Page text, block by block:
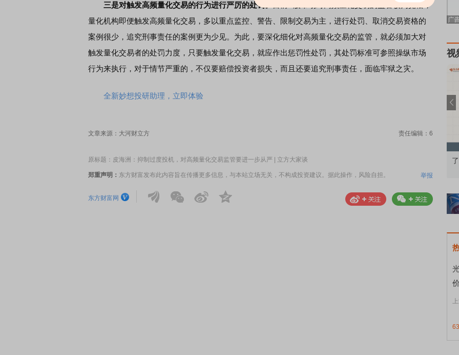
三是对触发高频量化交易的行为进行严厉的处罚。
目前A股市场对高频量化交易的监管较为宽松，
量化机构即便触发高频量化交易，多以重点监控、警告、限制交易为主，进行处罚、取消交易资格的
案例很少，追究刑事责任的案例更为少见。为此，要深化细化对高频量化交易的监管，就必须加大对
触发量化交易者的处罚力度，只要触发量化交易，就应作出惩罚性处罚，其处罚标准可参照操纵市场
行为来执行，对于情节严重的，不仅要赔偿投资者损失，而且还要追究刑事责任，面临牢狱之灾。
全新妙想投研助理，立即体验
文章来源：大河财立方 责任编辑：6
原标题：皮海洲：抑制过度投机，对高频量化交易监管要进一步从严 | 立方大家谈
郑重声明： 东方财富发布此内容旨在传播更多信息，与本站立场无关，不构成投资建议。据此操作，风险自担。 举报
东方财富网
视
K90 至尊版 新品发布会
首席连线｜东方财富证券陈果：A股再平衡的
风，将吹向何处
债券知识通识：从基础认知到特色品种